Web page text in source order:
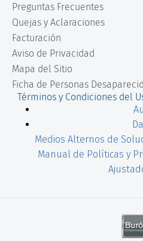
Preguntas Frecuentes
Quejas y Aclaraciones
Facturación
Aviso de Privacidad
Mapa del Sitio
Ficha de Personas
Términos y Condiciones del
Medios Alternos de
Manual de Políticas y